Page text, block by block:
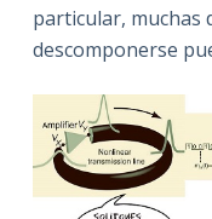
particular, muchas
descomponerse